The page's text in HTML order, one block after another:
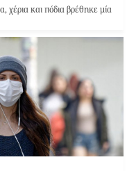
χέρια και πόδια βρέθηκε μία
από το Κουίνς της Νέας
των ΗΠΑ, το προηγούμενο